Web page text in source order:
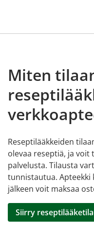
Miten
Reseptilääkkeiden
olevaa reseptiä, ja voit
palvelusta. Tilausta
tunnistautua. Apteekki
jälkeen voit maksaa
Siirry